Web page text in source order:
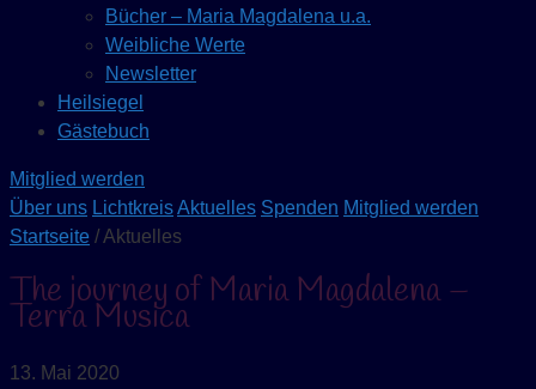
Bücher – Maria Magdalena u.a.
Weibliche Werte
Newsletter
Heilsiegel
Gästebuch
Mitglied werden
Über uns LichtkreisAktuelles Spenden Mitglied werden
Startseite / Aktuelles
The journey of Maria Magdalena –
Terra Musica
13. Mai 2020